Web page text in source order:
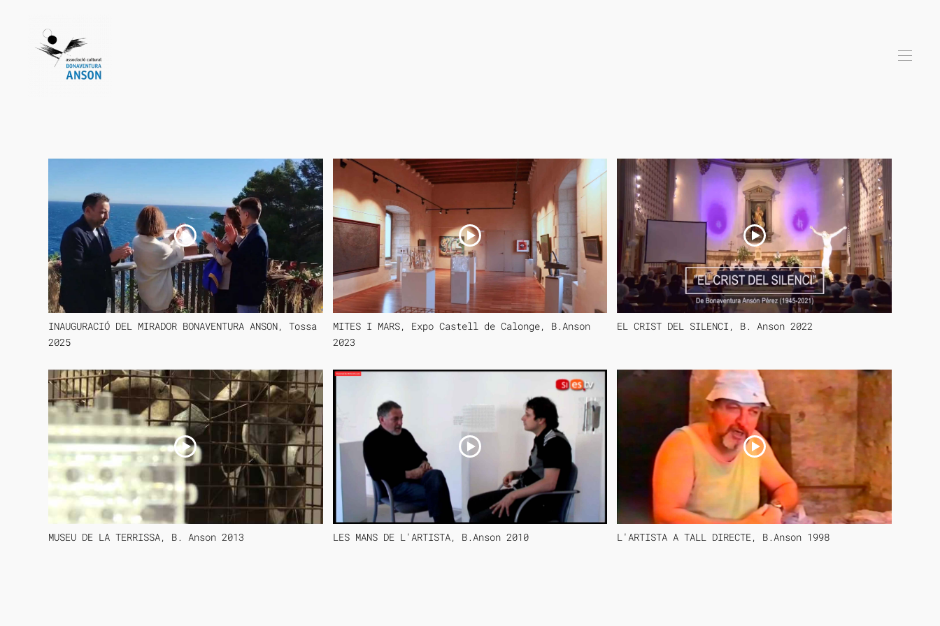
Skip to main content
INAUGURACIÓ DEL MIRADOR BONAVENTURA ANSON, Tossa
2025
MITES I MARS, Expo Castell de Calonge, B.Anson
2023
EL CRIST DEL SILENCI, B. Anson 2022
MUSEU DE LA TERRISSA, B. Anson 2013 LES MANS DE L'ARTISTA, B.Anson 2010 L'ARTISTA A TALL DIRECTE, B.Anson 1998